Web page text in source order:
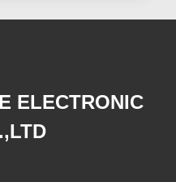
ELECTRONIC